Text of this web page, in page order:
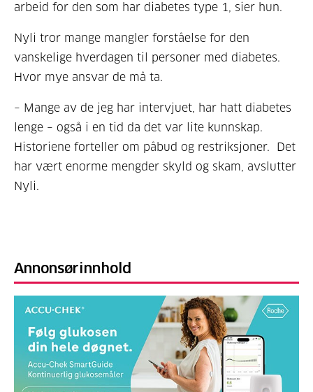
arbeid for den som har diabetes type 1, sier hun.
Nyli tror mange mangler forståelse for den
vanskelige hverdagen til personer med diabetes.
Hvor mye ansvar de må ta.
– Mange av de jeg har intervjuet, har hatt diabetes
lenge – også i en tid da det var lite kunnskap.
Historiene forteller om påbud og restriksjoner. Det
har vært enorme mengder skyld og skam, avslutter
Nyli.
Annonsørinnhold